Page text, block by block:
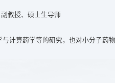
教授、硕士生导师
计算药学等的研究，也对小分子药